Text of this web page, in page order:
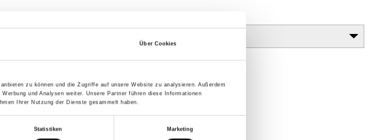
Über Cookies
zu können und die Zugriffe auf unsere Website zu analysieren. Außerdem
und Analysen weiter. Unsere Partner führen diese Informationen
Ihrer Nutzung der Dienste gesammelt haben.
Statistiken Marketing
Umrechnungsfaktoren